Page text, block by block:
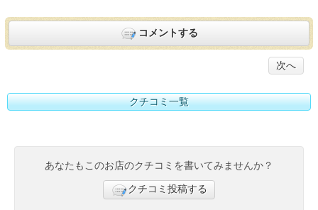
コメントする
次へ
クチコミ一覧
あなたもこのお店のクチコミを書いてみませんか？
クチコミ投稿する